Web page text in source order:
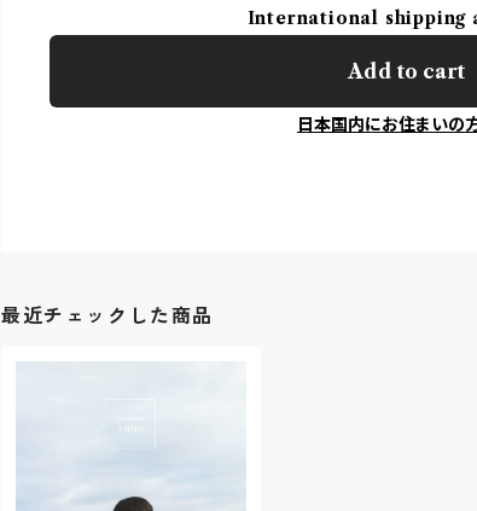
International shipping
Add to cart
日本国内にお住まいの
最近チェックした商品